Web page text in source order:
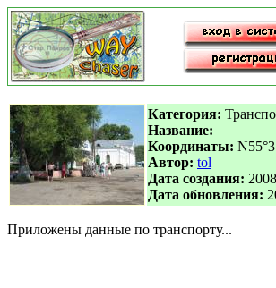
Категория:
Название:
Координаты:
Автор: tol
Дата создания:
Дата обновления:
Приложены данные по транспорту...